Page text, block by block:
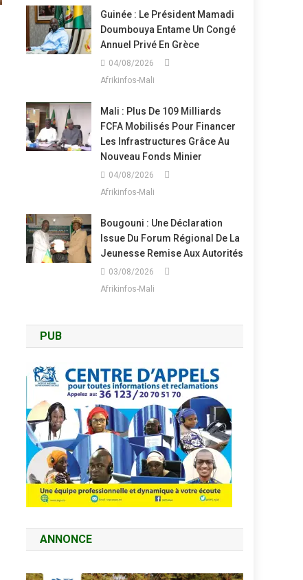
Guinée : Le Président Mamadi
Doumbouya Entame Un Congé
Annuel Privé En Grèce
04/08/2026
Afrikinfos-Mali
Mali : Plus De 109 Milliards
FCFA Mobilisés Pour Financer
Les Infrastructures Grâce Au
Nouveau Fonds Minier
04/08/2026
Afrikinfos-Mali
Bougouni : Une Déclaration
Issue Du Forum Régional De La
Jeunesse Remise Aux Autorités
03/08/2026
Afrikinfos-Mali
PUB
ANNONCE